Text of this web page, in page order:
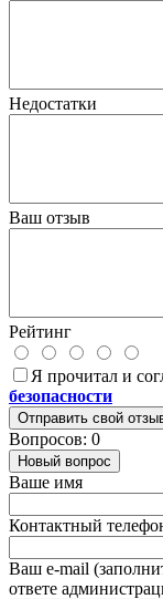
Недостатки
Ваш отзыв
Рейтинг
Я прочитал и
безопасности
Отправить свой
Вопросов: 0
Новый вопрос
Ваше имя
Контактный
Ваш e-mail
ответе